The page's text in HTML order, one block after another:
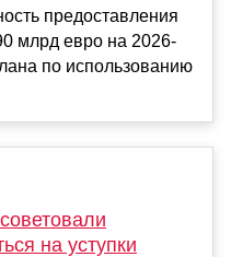
предоставления
млрд евро на 2026-
по использованию
на уступки